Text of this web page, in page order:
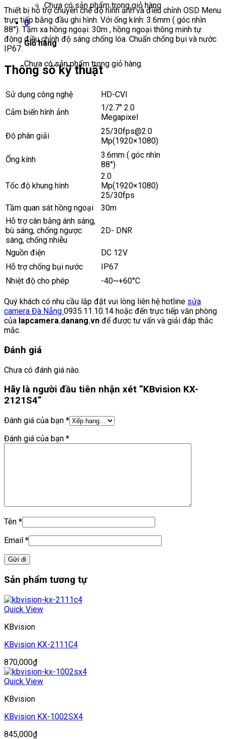
Chưa có sản phẩm trong giỏ hàng.
0
Giỏ hàng
Chưa có sản phẩm trong giỏ hàng.
Thiết bị hỗ trợ chuyển chế độ hình ảnh và điều chỉnh OSD Menu
trực tiếp bằng đầu ghi hình. Với ống kính: 3.6mm ( góc nhìn
88°). Tầm xa hồng ngoại: 30m , hồng ngoại thông minh tự
động điều chỉnh độ sáng chống lóa. Chuẩn chống bụi và nước
IP67.
Thông số kỹ thuật
Sử dụng công nghệ
HD-CVI
Cảm biến hình ảnh
1/2.7″ 2.0
Megapixel
Độ phân giải
25/30fps@2.0
Mp(1920×1080)
Ống kính
3.6mm ( góc nhìn
88°)
Tốc độ khung hình
2.0
Mp(1920×1080)
25/30fps
Tầm quan sát hồng ngoại
30m
Hỗ trợ cân bằng ánh sáng,
bù sáng, chống ngược
sáng, chống nhiễu
2D- DNR
Nguồn điện
DC 12V
Hỗ trợ chống bụi nước
IP67
Nhiệt độ cho phép
-40~+60°C
Quý khách có nhu cầu lắp đặt vui lòng liên hệ hotline sửa
camera Đà Nẵng 0935.11.10.14 hoặc đến trực tiếp văn phòng
của lapcamera.danang.vn để được tư vấn và giải đáp thắc
mắc.
Đánh giá
Chưa có đánh giá nào.
Hãy là người đầu tiên nhận xét “KBvision KX-
2121S4”
Đánh giá của bạn *
Đánh giá của bạn *
Tên *
Email *
Sản phẩm tương tự
Quick View
KBvision
KBvision KX-2111C4
870,000₫
Quick View
KBvision
KBvision KX-1002SX4
845,000₫